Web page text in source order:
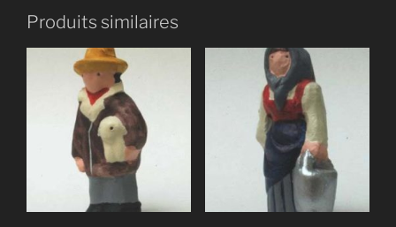
Produits similaires